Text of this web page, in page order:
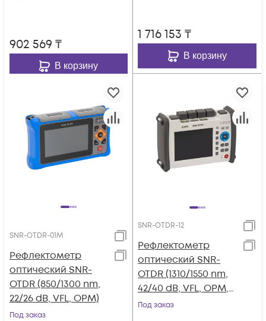
902 569 ₸
В корзину
1 716 153 ₸
В корзину
SNR-OTDR-01M
Рефлектометр
оптический SNR-
OTDR (850/1300 nm,
22/26 dB, VFL, OPM)
Под заказ
SNR-OTDR-12
Рефлектометр
оптический SNR-
OTDR (1310/1550 nm,
42/40 dB, VFL, OPM,
OLS)
Под заказ